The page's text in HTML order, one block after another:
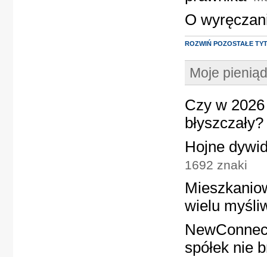
O
ROZWIŃ POZOSTAŁE
Moje
Czy w
błyszczały?
Hojne
1692 znaki
wielu
spółek nie